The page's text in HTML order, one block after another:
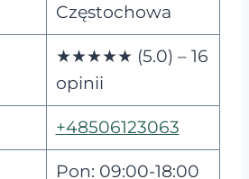
Częstochowa
★★★★★ (5.0) – 16
opinii
+48506123063
Pon: 09:00-18:00